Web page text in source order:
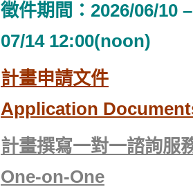
徵件期間：2026/06/10 –
07/14 12:00(noon)
計畫申請文件
Application
計畫撰寫一對一諮詢服
One-on-One